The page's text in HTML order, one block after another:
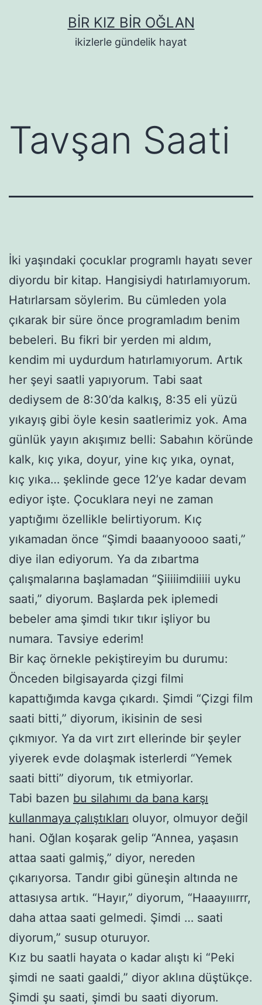
BIR KIZ BIR OĞLAN
ikizlerle gündelik hayat
Tavşan Saati
İki yaşındaki çocuklar programlı hayatı sever
diyordu bir kitap. Hangisiydi hatırlamıyorum.
Hatırlarsam söylerim. Bu cümleden yola
çıkarak bir süre önce programladım benim
bebeleri. Bu fikri bir yerden mi aldım,
kendim mi uydurdum hatırlamıyorum. Artık
her şeyi saatli yapıyorum. Tabi saat
dediysem de 8:30’da kalkış, 8:35 eli yüzü
yıkayış gibi öyle kesin saatlerimiz yok. Ama
günlük yayın akışımız belli: Sabahın köründe
kalk, kıç yıka, doyur, yine kıç yıka, oynat,
kıç yıka… şeklinde gece 12’ye kadar devam
ediyor işte. Çocuklara neyi ne zaman
yaptığımı özellikle belirtiyorum. Kıç
yıkamadan önce “Şimdi baaanyoooo saati,”
diye ilan ediyorum. Ya da zıbartma
çalışmalarına başlamadan “Şiiiiimdiiiii uyku
saati,” diyorum. Başlarda pek iplemedi
bebeler ama şimdi tıkır tıkır işliyor bu
numara. Tavsiye ederim!
Bir kaç örnekle pekiştireyim bu durumu:
Önceden bilgisayarda çizgi filmi
kapattığımda kavga çıkardı. Şimdi “Çizgi film
saati bitti,” diyorum, ikisinin de sesi
çıkmıyor. Ya da vırt zırt ellerinde bir şeyler
yiyerek evde dolaşmak isterlerdi “Yemek
saati bitti” diyorum, tık etmiyorlar.
Tabi bazen bu silahımı da bana karşı
kullanmaya çalıştıkları oluyor, olmuyor değil
hani. Oğlan koşarak gelip “Annea, yaşasın
attaa saati galmiş,” diyor, nereden
çıkarıyorsa. Tandır gibi güneşin altında ne
attasıysa artık. “Hayır,” diyorum, “Haaayııırrr,
daha attaa saati gelmedi. Şimdi … saati
diyorum,” susup oturuyor.
Kız bu saatli hayata o kadar alıştı ki “Peki
şimdi ne saati gaaldi,” diyor aklına düştükçe.
Şimdi şu saati, şimdi bu saati diyorum.